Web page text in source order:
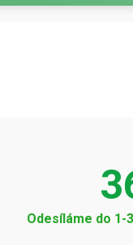
Odesíláme do 1-